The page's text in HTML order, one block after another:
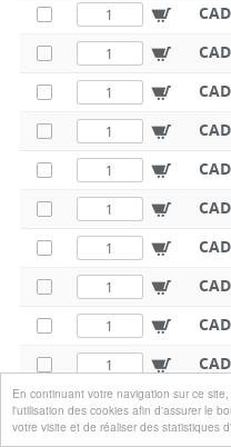
En continuant votre navigation sur ce
l'utilisation des cookies afin d'assurer le
votre visite et de réaliser des statistiques
CAD
CAD
CAD
CAD
CAD
CAD
CAD
CAD
CAD
CAD
CAD
CAD